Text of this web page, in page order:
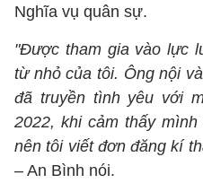
Nghĩa vụ quân sự.
"Được tham gia vào lực
từ nhỏ của tôi. Ông nội
đã truyền tình yêu với
2022, khi cảm thấy
nên tôi viết đơn đăng kí
– An Bình nói.